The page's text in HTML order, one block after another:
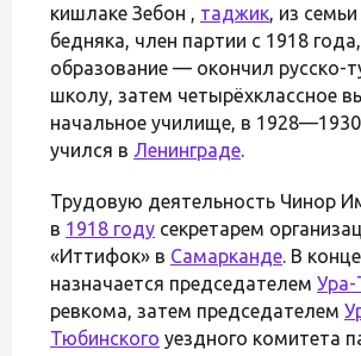
кишлаке Зебон , таджик, из
бедняка, член партии с 1918 года,
образование — окончил русско-
школу, затем четырёхклассное
начальное училище, в
учился в Ленинграде.
Трудовую деятельность Чинор
в 1918 году секретарем
«Иттифок» в Самарканде. В конце
назначается председателем Ура-
ревкома, затем председателем
Тюбинского уездного комитета